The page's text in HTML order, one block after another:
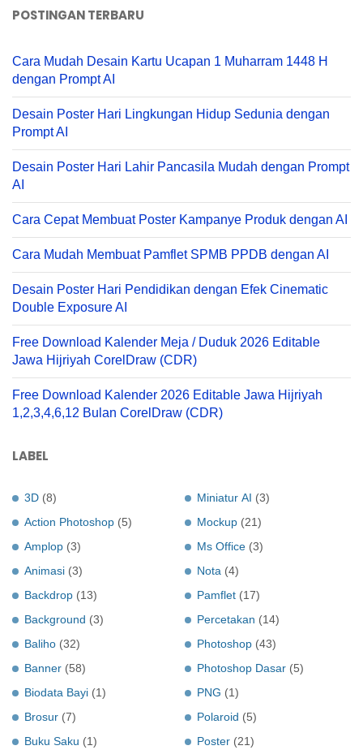
POSTINGAN TERBARU
Cara Mudah Desain Kartu Ucapan 1 Muharram 1448 H
dengan Prompt AI
Desain Poster Hari Lingkungan Hidup Sedunia dengan
Prompt AI
Desain Poster Hari Lahir Pancasila Mudah dengan Prompt
AI
Cara Cepat Membuat Poster Kampanye Produk dengan AI
Cara Mudah Membuat Pamflet SPMB PPDB dengan AI
Desain Poster Hari Pendidikan dengan Efek Cinematic
Double Exposure AI
Free Download Kalender Meja / Duduk 2026 Editable
Jawa Hijriyah CorelDraw (CDR)
Free Download Kalender 2026 Editable Jawa Hijriyah
1,2,3,4,6,12 Bulan CorelDraw (CDR)
LABEL
3D (8)
Action Photoshop (5)
Amplop (3)
Animasi (3)
Backdrop (13)
Background (3)
Baliho (32)
Banner (58)
Biodata Bayi (1)
Brosur (7)
Buku Saku (1)
Miniatur AI (3)
Mockup (21)
Ms Office (3)
Nota (4)
Pamflet (17)
Percetakan (14)
Photoshop (43)
Photoshop Dasar (5)
PNG (1)
Polaroid (5)
Poster (21)